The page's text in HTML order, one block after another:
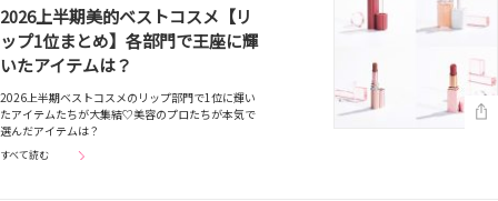
2026上半期美的ベストコスメ【リ
ップ1位まとめ】各部門で王座に輝
いたアイテムは？
2026上半期ベストコスメのリップ部門で1位に輝い
たアイテムたちが大集結♡美容のプロたちが本気で
選んだアイテムは？
すべて読む